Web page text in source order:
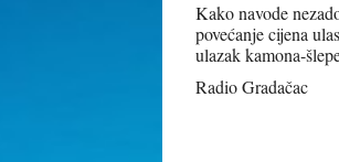
Kako navode
povećanje cijena
ulazak kamona-
Radio Gradačac